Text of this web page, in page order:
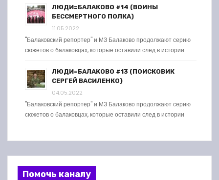
ЛЮДИ=БАЛАКОВО #14 (ВОИНЫ
БЕССМЕРТНОГО ПОЛКА)
11.05.2022
"Балаковский репортер" и МЗ Балаково продолжают серию
сюжетов о балаковцах, которые оставили след в истории
ЛЮДИ=БАЛАКОВО #13 (ПОИСКОВИК
СЕРГЕЙ ВАСИЛЕНКО)
04.05.2022
"Балаковский репортер" и МЗ Балаково продолжают серию
сюжетов о балаковцах, которые оставили след в истории
Помочь каналу